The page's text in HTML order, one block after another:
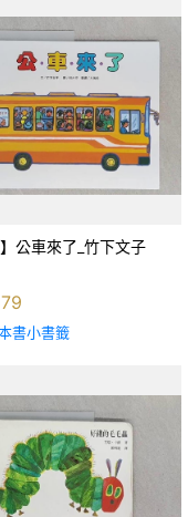
】公車來了_竹下文子
書小書籤